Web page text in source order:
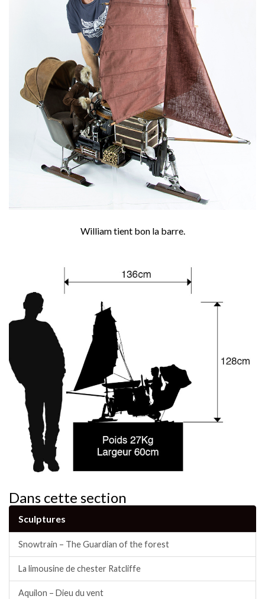
William tient bon la barre.
Dans cette section
Sculptures
Snowtrain – The Guardian of the forest
La limousine de chester Ratcliffe
Aquilon – Dieu du vent